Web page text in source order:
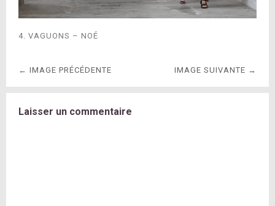
4. VAGUONS – NOÉ
← IMAGE PRÉCÉDENTE IMAGE SUIVANTE →
Laisser un commentaire